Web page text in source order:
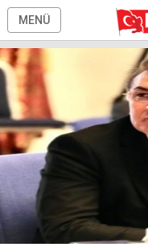
MENÜ